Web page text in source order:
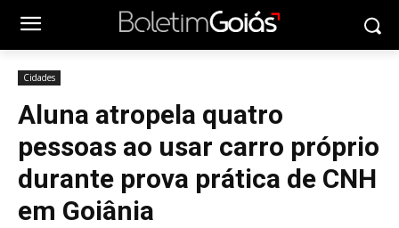
Cidades
Aluna atropela quatro
pessoas ao usar carro próprio
durante prova prática de CNH
em Goiânia